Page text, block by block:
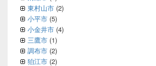
東村山市 (2)
小平市 (5)
小金井市 (4)
三鷹市 (1)
調布市 (2)
狛江市 (2)